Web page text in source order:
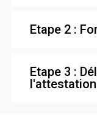
Etape 2 :
Etape 3 :
l'attestation